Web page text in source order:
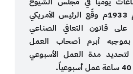
الأمريكي، وفي عام 1933م وقّع الرئيس الأمريكي
على قانون التعافي الصناعي
بموجبه أبرم أصحاب العمل
لتحديد مدة العمل الأسبوعي